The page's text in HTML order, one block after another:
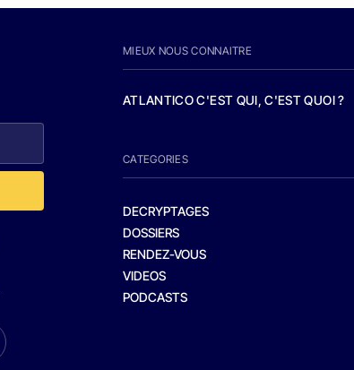
MIEUX NOUS CONNAITRE
ATLANTICO C'EST QUI, C'EST QUOI ?
CATEGORIES
DECRYPTAGES
DOSSIERS
RENDEZ-VOUS
VIDEOS
PODCASTS